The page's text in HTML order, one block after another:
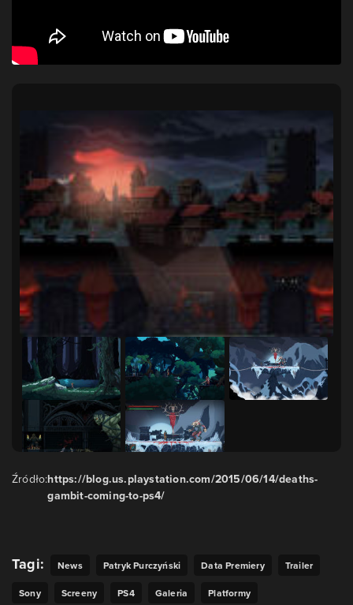
Źródło:https://blog.us.playstation.com/2015/06/14/deaths-
gambit-coming-to-ps4/
Tagi: News Patryk Purczyński Data Premiery Trailer
Sony Screeny PS4 Galeria Platformy